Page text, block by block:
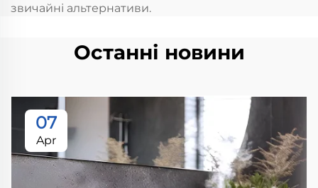
звичайні альтернативи.
Останні новини
07
Apr